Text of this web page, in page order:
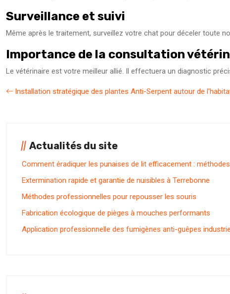
Surveillance et suivi
Même après le traitement, surveillez votre chat pour déceler toute
Importance de la consultation
Le vétérinaire est votre meilleur allié. Il effectuera un diagnostic
Installation stratégique des plantes Anti-Serpent autour de
Actualités du site
Comment éradiquer les punaises de lit efficacement :
Extermination rapide et garantie de nuisibles à Terrebonne
Méthodes professionnelles pour repousser les souris
Fabrication écologique de pièges à mouches performants
Application professionnelle des fumigènes anti-guêpes